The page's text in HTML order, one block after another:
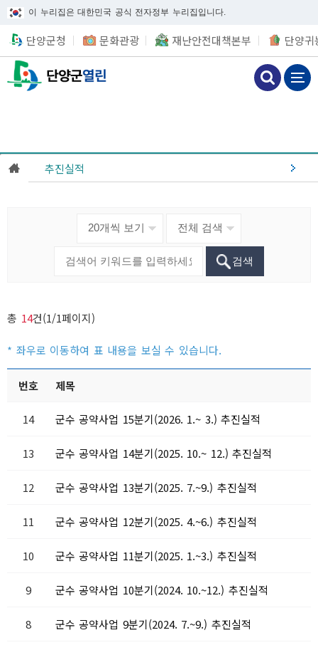
이 누리집은 대한민국 공식 전자정부 누리집입니다.
단양군청 문화관광 재난안전대책본부 단양귀
추진실적
검색
총 14건(1/1페이지)
번호 제목
14 군수 공약사업 15분기(2026. 1.~ 3.) 추진실적
13 군수 공약사업 14분기(2025. 10.~ 12.) 추진실적
12 군수 공약사업 13분기(2025. 7.~9.) 추진실적
11 군수 공약사업 12분기(2025. 4.~6.) 추진실적
10 군수 공약사업 11분기(2025. 1.~3.) 추진실적
9 군수 공약사업 10분기(2024. 10.~12.) 추진실적
8 군수 공약사업 9분기(2024. 7.~9.) 추진실적